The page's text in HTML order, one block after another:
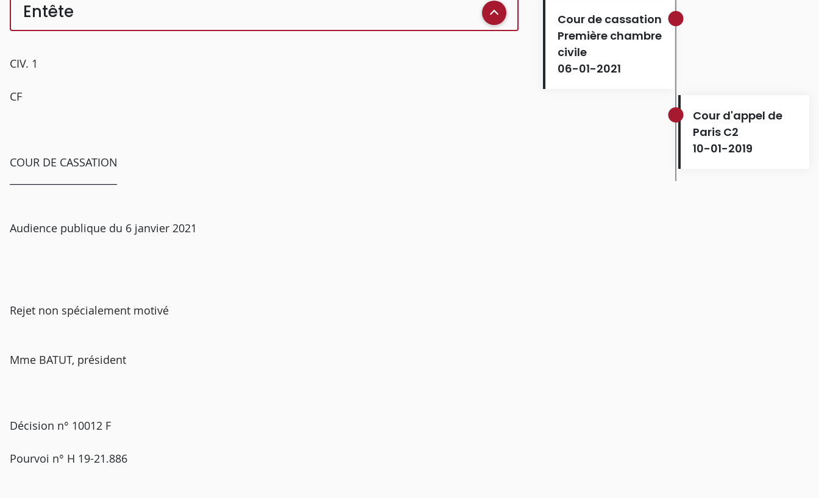
Entête
CIV. 1
CF
COUR DE CASSATION
Audience publique du 6 janvier 2021
Rejet non spécialement motivé
Mme BATUT, président
Décision n° 10012 F
Pourvoi n° H 19-21.886
Cour de cassation
Première chambre
civile
06-01-2021
Cour d'appel de
Paris C2
10-01-2019